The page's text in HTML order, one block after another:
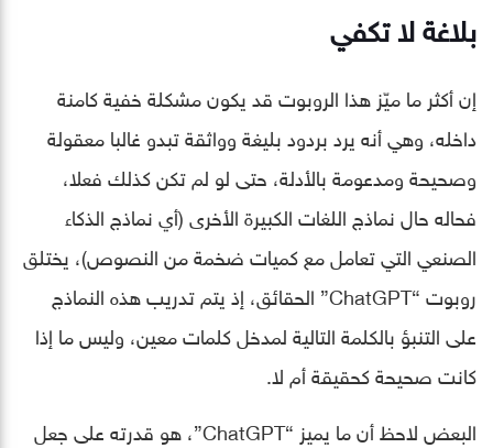
بلاغة لا تكفي
إن أكثر ما ميّز هذا الروبوت قد يكون مشكلة خفية كامنة
داخله، وهي أنه يرد بردود بليغة وواثقة تبدو غالبا معقولة
وصحيحة ومدعومة بالأدلة، حتى لو لم تكن كذلك فعلا،
فحاله حال نماذج اللغات الكبيرة الأخرى (أي نماذج الذكاء
الصنعي التي تعامل مع كميات ضخمة من النصوص)، يختلق
روبوت “ChatGPT” الحقائق، إذ يتم تدريب هذه النماذج
على التنبؤ بالكلمة التالية لمدخل كلمات معين، وليس ما إذا
كانت صحيحة كحقيقة أم لا.
البعض لاحظ أن ما يميز “ChatGPT”، هو قدرته على جعل